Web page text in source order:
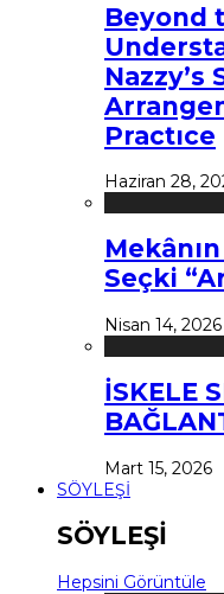
Beyond
Nazzy’s
Practıce
Haziran 28,
Seçki
Nisan 14, 2026
İSKELE
Mart 15, 2026
SÖYLEŞİ
SÖYLEŞİ
Hepsini Görüntüle